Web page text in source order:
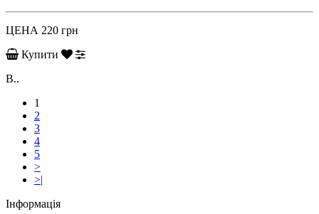
ЦЕНА 220 грн
Купити
B..
1
2
3
4
5
>
>|
Інформація